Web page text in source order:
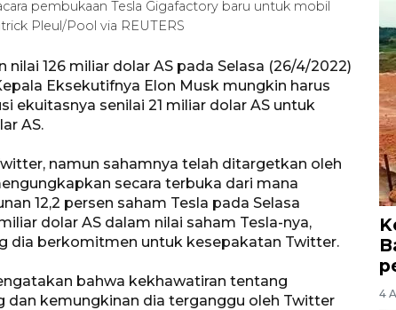
pembukaan Tesla Gigafactory baru untuk mobil
Pleul/Pool via REUTERS
nilai 126 miliar dolar AS pada Selasa (26/4/2022)
Eksekutifnya Elon Musk mungkin harus
ekuitasnya senilai 21 miliar dolar AS untuk
AS.
namun sahamnya telah ditargetkan oleh
secara terbuka dari mana
12,2 persen saham Tesla pada Selasa
dolar AS dalam nilai saham Tesla-nya,
dia berkomitmen untuk kesepakatan Twitter.
bahwa kekhawatiran tentang
dan kemungkinan dia terganggu oleh Twitter
4